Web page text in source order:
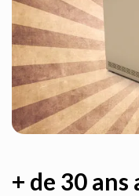
+ de 30 ans